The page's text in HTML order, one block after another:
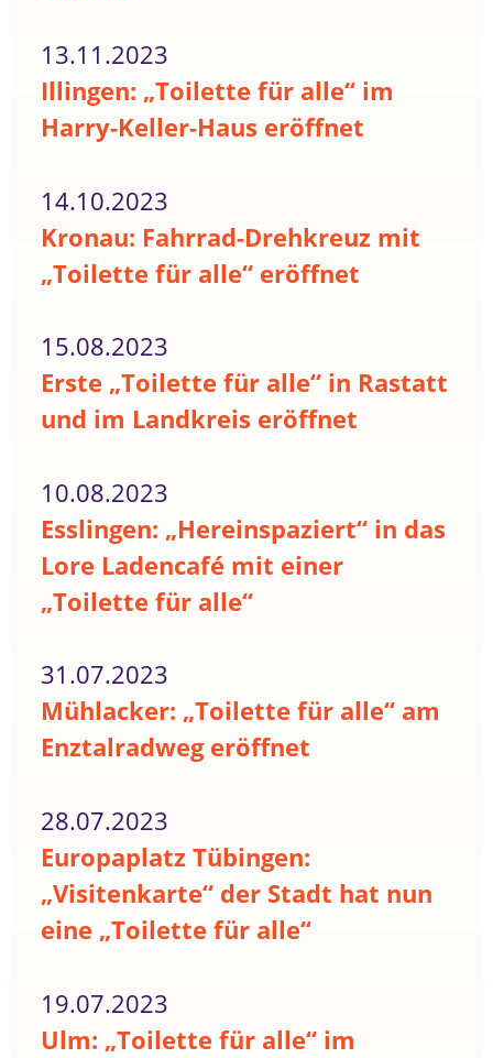
13.11.2023
Illingen: „Toilette für alle“ im
Harry-Keller-Haus eröffnet
14.10.2023
Kronau: Fahrrad-Drehkreuz mit
„Toilette für alle“ eröffnet
15.08.2023
Erste „Toilette für alle“ in Rastatt
und im Landkreis eröffnet
10.08.2023
Esslingen: „Hereinspaziert“ in das
Lore Ladencafé mit einer
„Toilette für alle“
31.07.2023
Mühlacker: „Toilette für alle“ am
Enztalradweg eröffnet
28.07.2023
Europaplatz Tübingen:
„Visitenkarte“ der Stadt hat nun
eine „Toilette für alle“
19.07.2023
Ulm: „Toilette für alle“ im